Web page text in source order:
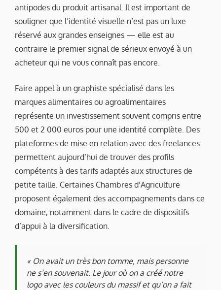
antipodes du produit artisanal. Il est important de
souligner que l’identité visuelle n’est pas un luxe
réservé aux grandes enseignes — elle est au
contraire le premier signal de sérieux envoyé à un
acheteur qui ne vous connaît pas encore.
Faire appel à un graphiste spécialisé dans les
marques alimentaires ou agroalimentaires
représente un investissement souvent compris entre
500 et 2 000 euros pour une identité complète. Des
plateformes de mise en relation avec des freelances
permettent aujourd’hui de trouver des profils
compétents à des tarifs adaptés aux structures de
petite taille. Certaines Chambres d’Agriculture
proposent également des accompagnements dans ce
domaine, notamment dans le cadre de dispositifs
d’appui à la diversification.
« On avait un très bon tomme, mais personne
ne s’en souvenait. Le jour où on a créé notre
logo avec les couleurs du massif et qu’on a fait